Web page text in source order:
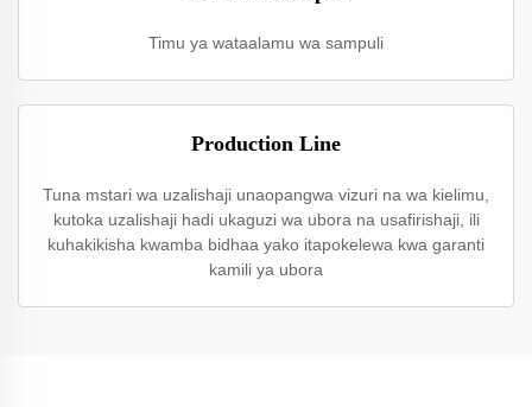
Timu ya wataalamu wa sampuli
Production Line
Tuna mstari wa uzalishaji unaopangwa vizuri na wa kielimu,
kutoka uzalishaji hadi ukaguzi wa ubora na usafirishaji, ili
kuhakikisha kwamba bidhaa yako itapokelewa kwa garanti
kamili ya ubora